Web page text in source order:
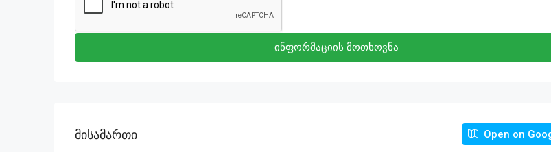
ინფორმაციის მოთხოვნა
Მისამართი Open on